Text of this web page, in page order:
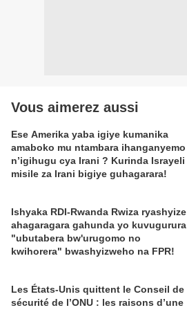
Vous aimerez aussi
Ese Amerika yaba igiye kumanika
amaboko mu ntambara ihanganyemo
n’igihugu cya Irani ? Kurinda Israyeli
misile za Irani bigiye guhagarara!
Ishyaka RDI-Rwanda Rwiza ryashyize
ahagaragara gahunda yo kuvugurura
"ubutabera bw'urugomo no
kwihorera" bwashyizweho na FPR!
Les États-Unis quittent le Conseil de
sécurité de l’ONU : les raisons d’une